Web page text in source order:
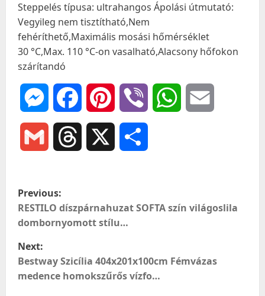
Steppelés típusa: ultrahangos Ápolási útmutató:
Vegyileg nem tisztítható,Nem
fehéríthető,Maximális mosási hőmérséklet
30 °C,Max. 110 °C-on vasalható,Alacsony hőfokon
szárítandó
MessengerFacebookPinterest Viber WhatsApp
Gmail Threads
P
o
s
t
Previous:
RESTILO díszpárnahuzat SOFTA szín világoslila
dombornyomott stílu…
Next:
Bestway Szicília 404x201x100cm Fémvázas
medence homokszűrős vízfo…